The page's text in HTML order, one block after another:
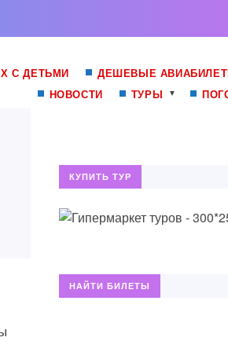
С ДЕТЬМИ
ДЕШЕВЫЕ
НОВОСТИ
ТУРЫ
КУПИТЬ ТУР
НАЙТИ БИЛЕТЫ